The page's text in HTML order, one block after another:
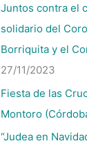
Juntos contra el
solidario del
Borriquita y el
27/11/2023
Fiesta de las
Montoro
“Judea en